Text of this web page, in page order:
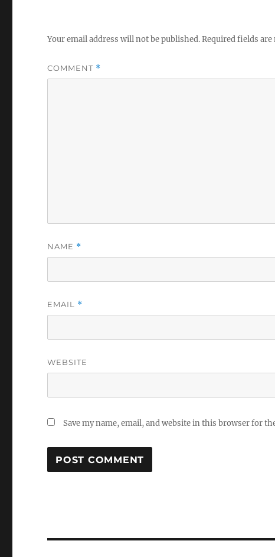
Your email address will not be published.Required fields are
COMMENT *
NAME *
EMAIL *
WEBSITE
Save my name, email, and website in this browser for